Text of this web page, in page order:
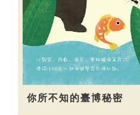
你所不知的臺博秘密